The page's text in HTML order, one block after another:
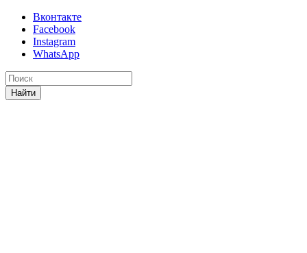
Вконтакте
Facebook
Instagram
WhatsApp
Найти